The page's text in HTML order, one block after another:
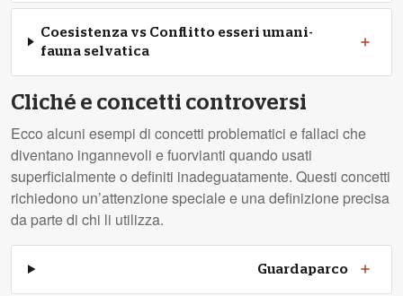
Coesistenza vs Conflitto esseri umani-
fauna selvatica
Cliché e concetti controversi
Ecco alcuni esempi di concetti problematici e fallaci che
diventano ingannevoli e fuorvianti quando usati
superficialmente o definiti inadeguatamente. Questi concetti
richiedono un’attenzione speciale e una definizione precisa
da parte di chi li utilizza.
Guardaparco